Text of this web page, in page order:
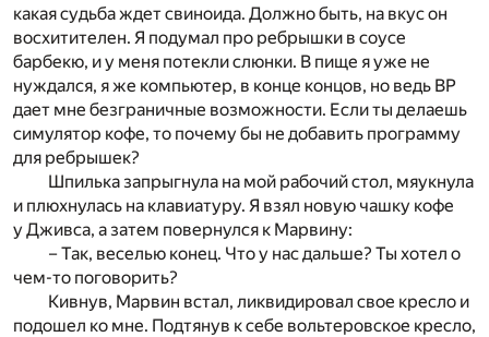
какая судьба ждет свиноида. Должно быть, на вкус он
восхитителен. Я подумал про ребрышки в соусе
барбекю, и у меня потекли слюнки. В пище я уже не
нуждался, я же компьютер, в конце концов, но ведь ВР
дает мне безграничные возможности. Если ты делаешь
симулятор кофе, то почему бы не добавить программу
для ребрышек?
Шпилька запрыгнула на мой рабочий стол, мяукнула
и плюхнулась на клавиатуру. Я взял новую чашку кофе
у Дживса, а затем повернулся к Марвину:
– Так, веселью конец. Что у нас дальше? Ты хотел о
чем-то поговорить?
Кивнув, Марвин встал, ликвидировал свое кресло и
подошел ко мне. Подтянув к себе вольтеровское кресло,